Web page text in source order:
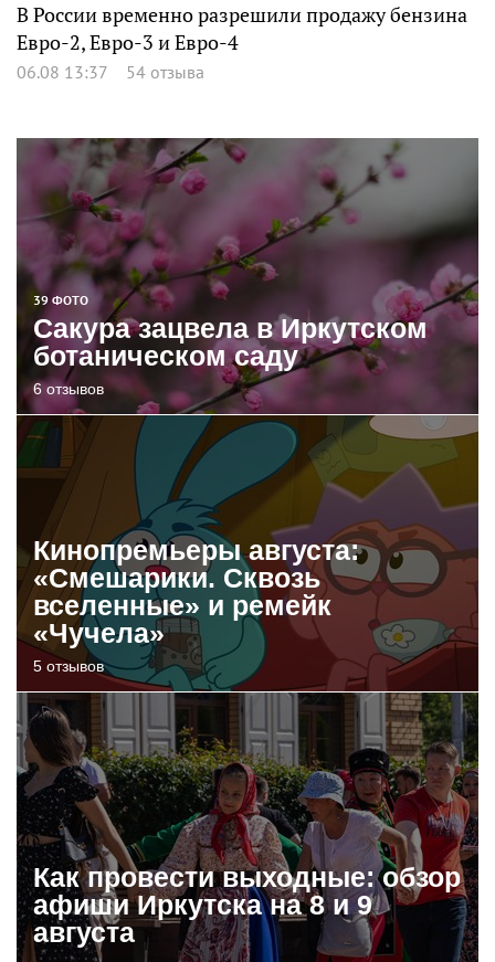
В России временно разрешили продажу бензина
Евро-2, Евро-3 и Евро-4
06.08 13:37 54 отзыва
39 ФОТО
Сакура зацвела в Иркутском
ботаническом саду
6 отзывов
Кинопремьеры августа:
«Смешарики. Сквозь
вселенные» и ремейк
«Чучела»
5 отзывов
Как провести выходные: обзор
афиши Иркутска на 8 и 9
августа